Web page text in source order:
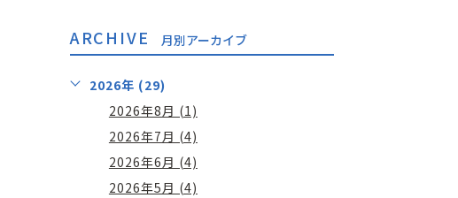
ARCHIVE 月別アーカイブ
2026年 (29)
2026年8月 (1)
2026年7月 (4)
2026年6月 (4)
2026年5月 (4)